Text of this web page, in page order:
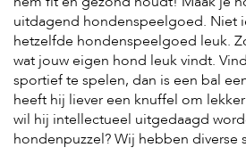
e
r
H
o
n
d
e
n
uitdagend hondenspeelgoed. Niet
hetzelfde hondenspeelgoed leuk.
wat jouw eigen hond leuk vindt.
sportief te spelen, dan is een bal
heeft hij liever een knuffel om
wil hij intellectueel uitgedaagd
hondenpuzzel? Wij hebben diverse